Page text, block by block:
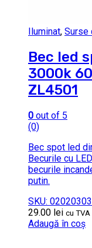
Iluminat, Surse
Bec led
3000k
ZL4501
0 out of 5
(0)
Bec spot led
Becurile cu
becurile
putin.
SKU:
29.00 lei cu TVA
Adaugă în coș